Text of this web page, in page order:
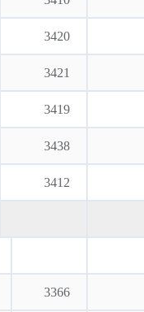
3420
3421
3419
3438
3412
3366